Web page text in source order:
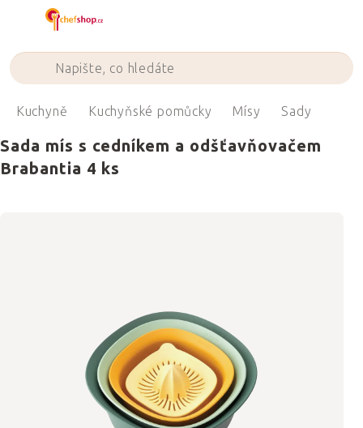
Kuchyně Kuchyňské pomůcky Mísy Sady
Sada mís s cedníkem a odšťavňovačem
Brabantia 4 ks